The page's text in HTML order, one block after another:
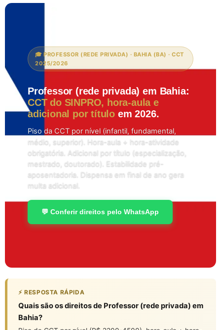
🎓 PROFESSOR (REDE PRIVADA) · BAHIA (BA) · CCT
2025/2026
Professor (rede privada) em Bahia:
CCT do SINPRO, hora-aula e
adicional por título em 2026.
Piso da CCT por nível (infantil, fundamental,
médio, superior). Hora-aula + hora-atividade
obrigatória. Adicional por título (especialização,
mestrado, doutorado). Estabilidade pré-
aposentadoria. Dispensa em final de ano gera
multa adicional.
💬 Conferir direitos pelo WhatsApp
⚡ RESPOSTA RÁPIDA
Quais são os direitos de Professor (rede privada) em
Bahia?